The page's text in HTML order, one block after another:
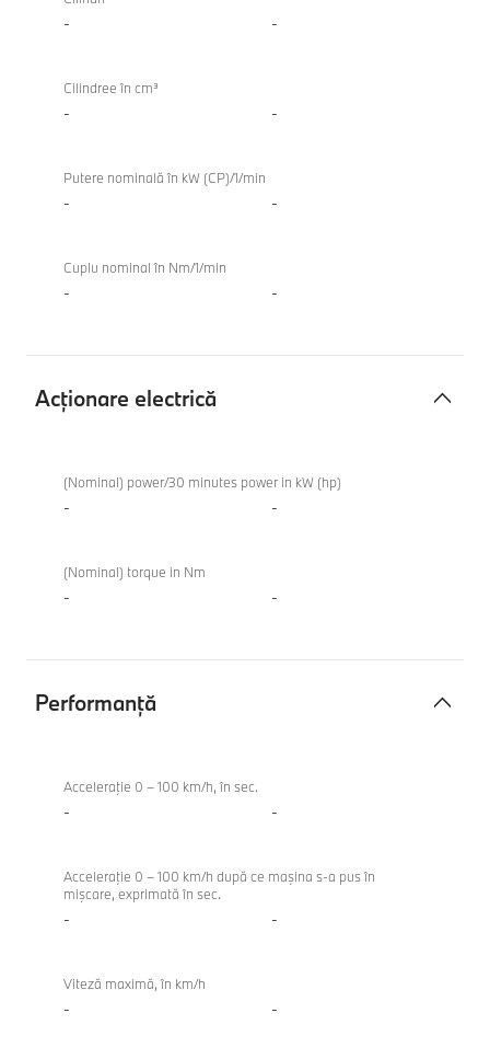
combustie
Turbo
- -
Cilindree în cm³
- -
Putere nominală în kW (CP)/1/min
- -
Cuplu nominal în Nm/1/min
- -
Acţionare electrică
electrică
(Nominal) power/30 minutes power in kW (hp)
- -
(Nominal) torque in Nm
- -
Performanţă
Acceleraţie 0 – 100 km/h, în sec.
- -
Acceleraţie 0 – 100 km/h după ce maşina s-a pus în
mişcare, exprimată în sec.
- -
Viteză maximă, în km/h
- -